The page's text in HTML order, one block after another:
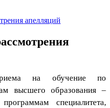
апелляций
на обучение по
высшего образования –
специалитета,